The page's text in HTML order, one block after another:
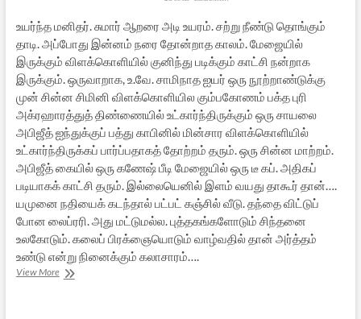
உயர்ந்த மனிதர். சுமார் ஆறரை அடி உயரம். சற்று நீண்டு தொங்கும்
தாடி. அப்போது இன்னம் நரை தோன்றாத காலம். மேஜையில்
இருக்கும் விளக்கொளியில் குனிந்து படிக்கும் காட்சி நன்றாக
இருக்கும். ஒருவாறாக, உ.வே. சாமிநாத ஐயர் ஒரு நூற்றாண்டுக்கு
முன் சின்ன சிமினி விளக்கொளியில கும்பகோணம் பக்த புரி
அக்ரஹாரத்துத் திண்ணையில் உட்கார்ந்திருக்கும் ஒரு சாயலை
அபிஜீத் ஐந்துக்குப் பத்து காபினில் மின்சார விளக்கொளியில்
உட்கார்ந்திருக்கப் பார்ப்பதாகத் தோற்றம் தரும். ஒரு சின்ன மாற்றம்.
அபிஜீத் கையில் ஒரு கணேஷ் பீடி மேஜையில் ஒரு டீ கப். அதிகப்
படியாகக் காட்சி தரும். இல்லையெனில் இளம் வயது தாகூர் தான்….
யமுனை நதியைக் கடந்தால் பட்பட் கஞ்சில் வீடு. தந்தை விட்டுப்
போன லைப்ரரி. அது மட்டுமல்ல. புத்தகங்களோடும் சிந்தனை
உலகோடும். கலைப் பிரக்ஞையொடும் வாழ்வதில் தான் அர்த்தம்
உண்டு என்று நினைக்கும் கலாசாரம்….
View Moreஒரு